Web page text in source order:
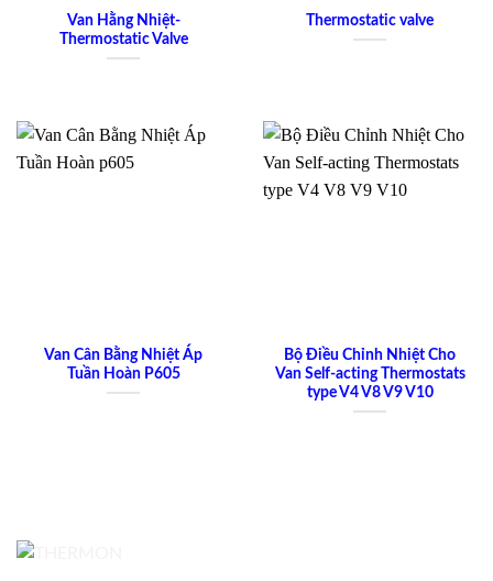
Van Hằng Nhiệt-
Thermostatic Valve
Thermostatic valve
Van Cân Bằng Nhiệt Áp
Tuần Hoàn P605
Bộ Điều Chỉnh Nhiệt Cho
Van Self-acting Thermostats
type V4 V8 V9 V10